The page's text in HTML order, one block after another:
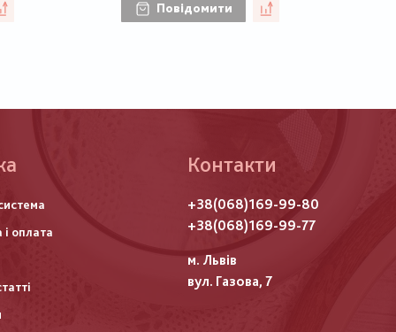
Повідомити
і оплата
Контакти
+38(068)169-99-80
+38(068)169-99-77
м. Львів
вул. Газова, 7